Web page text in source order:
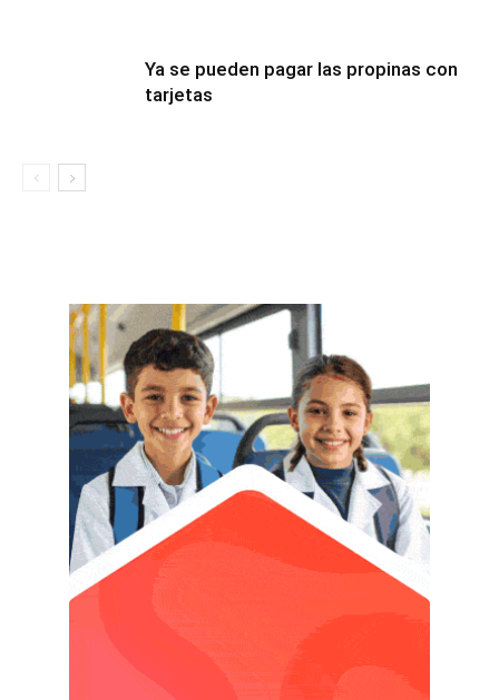
Ya se pueden pagar las propinas con
tarjetas